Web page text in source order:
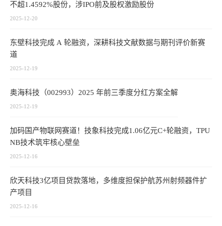
不超1.4592%股份，涉IPO前及股权激励股份
2025-12-20
东壁科技完成 A 轮融资，深耕科技文献数据与期刊评价新赛
道
2025-12-19
奥海科技（002993）2025 年前三季度分红方案全解
2025-12-19
加码国产物联网赛道！技象科技完成1.06亿元C+轮融资，TPU
NB技术筑牢核心壁垒
2025-12-16
欣天科技3亿项目贷款落地，多维度担保护航苏州射频器件扩
产项目
2025-12-16